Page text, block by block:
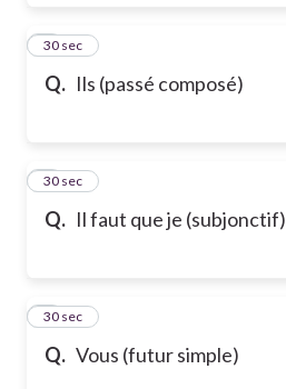
Q. Ils (passé composé)
2
30 sec
Q. Il faut que je (subjonctif)
3
30 sec
Q. Vous (futur simple)
4
30 sec